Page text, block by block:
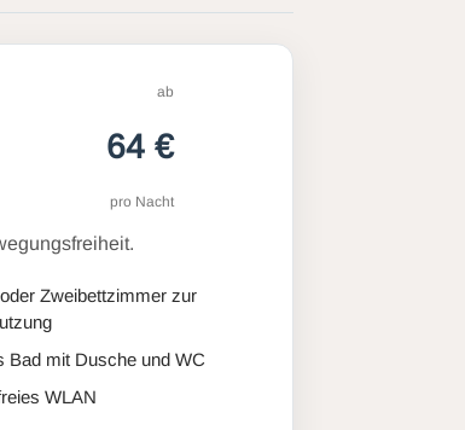
ab
64 €
pro Nacht
Zweibettzimmer zur
Bad mit Dusche und WC
WLAN